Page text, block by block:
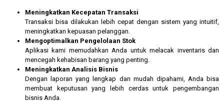
Meningkatkan Kecepatan Transaksi
Transaksi bisa dilakukan lebih cepat dengan sistem yang intuitif,
meningkatkan kepuasan pelanggan.
Mengoptimalkan Pengelolaan Stok
Aplikasi kami memudahkan Anda untuk melacak inventaris dan
mencegah kehabisan barang yang penting.
Meningkatkan Analisis Bisnis
Dengan laporan yang lengkap dan mudah dipahami, Anda bisa
membuat keputusan yang lebih cerdas untuk pengembangan
bisnis Anda.